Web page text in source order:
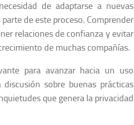
de adaptarse a nuevas
de este proceso. Comprender
relaciones de confianza y evitar
de muchas compañías.
para avanzar hacia un uso
sobre buenas prácticas
que genera la privacidad